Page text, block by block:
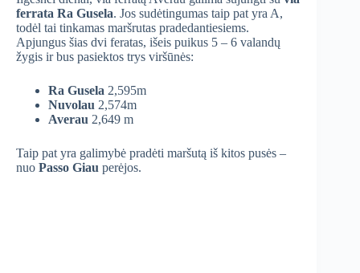
ferrata Ra Gusela. Jos sudėtingumas taip pat yra A,
todėl tai tinkamas maršrutas pradedantiesiems.
Apjungus šias dvi feratas, išeis puikus 5 – 6 valandų
žygis ir bus pasiektos trys viršūnės:
Ra Gusela 2,595m
Nuvolau 2,574m
Averau 2,649 m
Taip pat yra galimybė pradėti maršutą iš kitos pusės –
nuo Passo Giau perėjos.